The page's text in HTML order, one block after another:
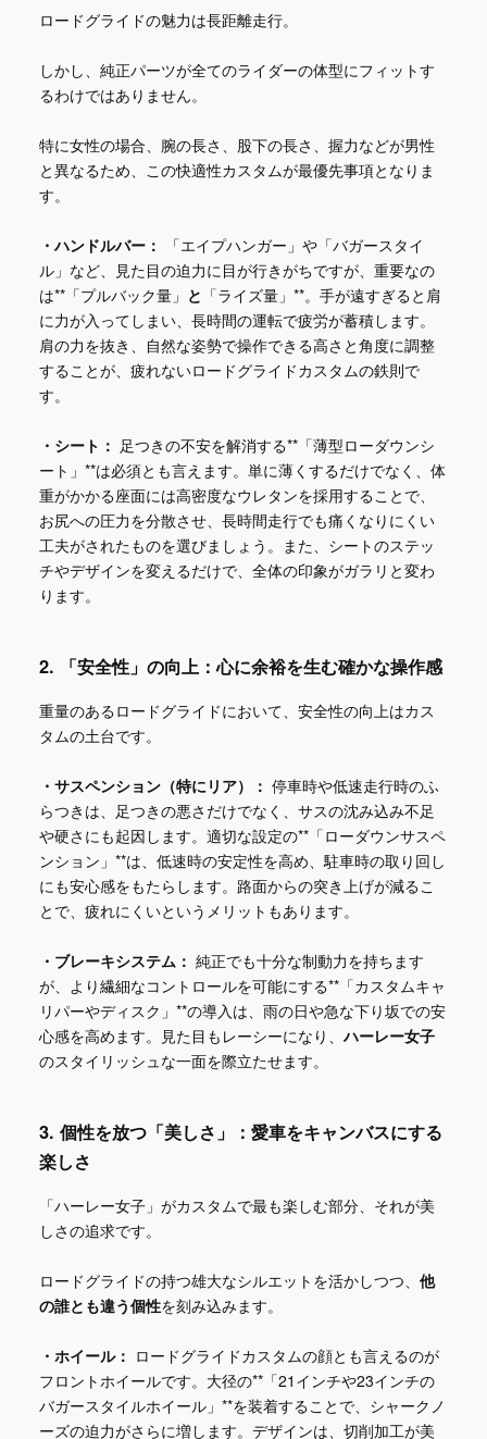
ロードグライドの魅力は長距離走行。
しかし、純正パーツが全てのライダーの体型にフィットす
るわけではありません。
特に女性の場合、腕の長さ、股下の長さ、握力などが男性
と異なるため、この快適性カスタムが最優先事項となりま
す。
・ハンドルバー：
「エイプハンガー」や「バガースタイ
ル」など、見た目の迫力に目が行きがちですが、重要なの
は**「プルバック量」 と 「ライズ量」**。手が遠すぎると肩
に力が入ってしまい、長時間の運転で疲労が蓄積します。
肩の力を抜き、自然な姿勢で操作できる高さと角度に調整
することが、疲れないロードグライドカスタムの鉄則で
す。
・シート： 足つきの不安を解消する**「薄型ローダウンシ
ート」**は必須とも言えます。単に薄くするだけでなく、体
重がかかる座面には高密度なウレタンを採用することで、
お尻への圧力を分散させ、長時間走行でも痛くなりにくい
工夫がされたものを選びましょう。また、シートのステッ
チやデザインを変えるだけで、全体の印象がガラリと変わ
ります。
2. 「安全性」の向上：心に余裕を生む確かな操作感
重量のあるロードグライドにおいて、安全性の向上はカス
タムの土台です。
・サスペンション（特にリア）： 停車時や低速走行時のふ
らつきは、足つきの悪さだけでなく、サスの沈み込み不足
や硬さにも起因します。適切な設定の**「ローダウンサスペ
ンション」**は、低速時の安定性を高め、駐車時の取り回し
にも安心感をもたらします。路面からの突き上げが減るこ
とで、疲れにくいというメリットもあります。
・ブレーキシステム： 純正でも十分な制動力を持ちます
が、より繊細なコントロールを可能にする**「カスタムキャ
リパーやディスク」**の導入は、雨の日や急な下り坂での安
心感を高めます。見た目もレーシーになり、ハーレー女子
のスタイリッシュな一面を際立たせます。
3. 個性を放つ「美しさ」：愛車をキャンバスにする
楽しさ
「ハーレー女子」がカスタムで最も楽しむ部分、それが美
しさの追求です。
ロードグライドの持つ雄大なシルエットを活かしつつ、 他
の誰とも違う個性を刻み込みます。
・ホイール： ロードグライドカスタムの顔とも言えるのが
フロントホイールです。大径の**「21インチや23インチの
バガースタイルホイール」**を装着することで、シャークノ
ーズの迫力がさらに増します。デザインは、切削加工が美